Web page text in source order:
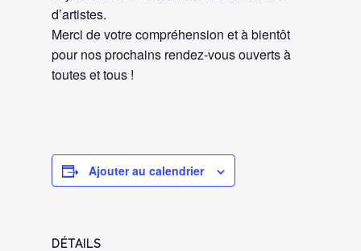
d’artistes.
Merci de votre compréhension et à bientôt
pour nos prochains rendez-vous ouverts à
toutes et tous !
Ajouter au calendrier
DÉTAILS